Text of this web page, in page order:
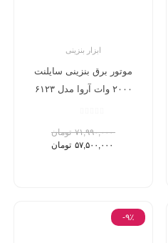
ابزار بنزینی
موتور برق بنزینی سایلنت
۲۰۰۰ وات آروا مدل ۶۱۲۳
تومان
۷۱,۹۹۰,۰۰۰
تومان
-۹٪